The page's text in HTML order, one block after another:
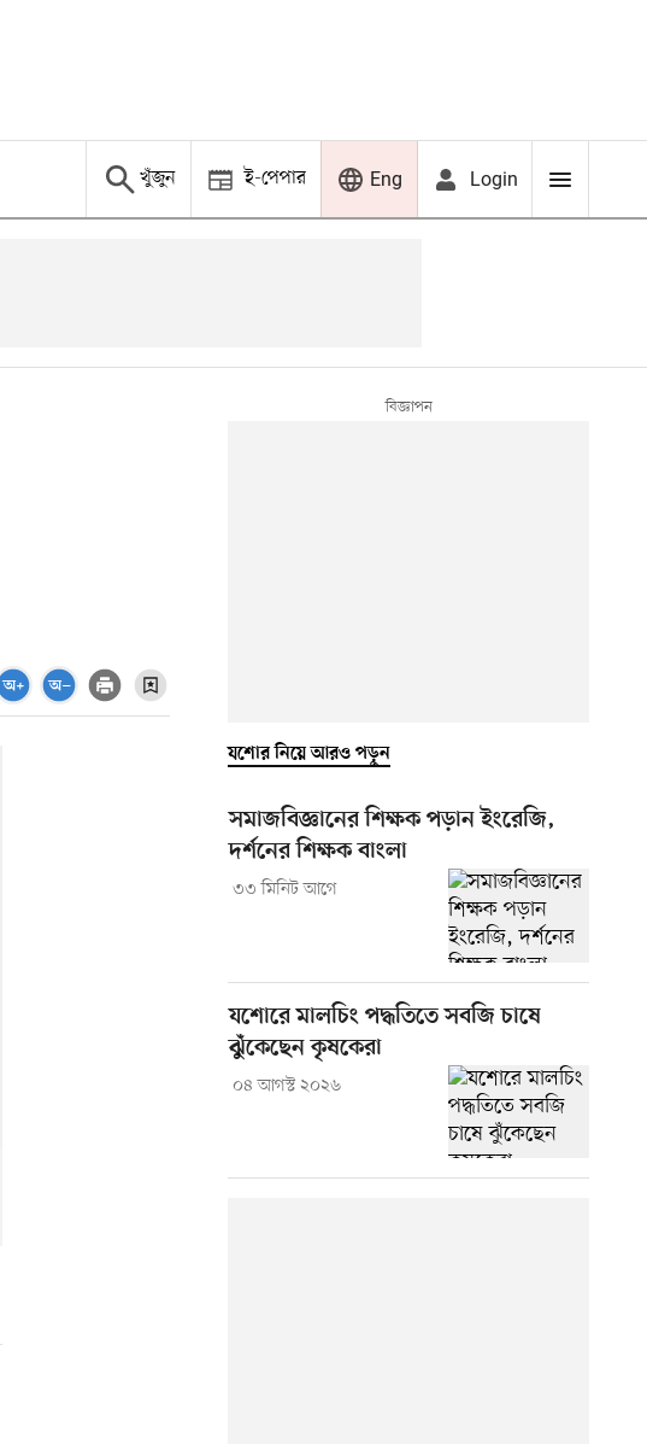
খুঁজুন ই-পেপার Eng Login
যশোর নিয়ে আরও পড়ুন
সমাজবিজ্ঞানের শিক্ষক পড়ান ইংরেজি,
দর্শনের শিক্ষক বাংলা
৩৩ মিনিট আগে
যশোরে মালচিং পদ্ধতিতে সবজি চাষে
ঝুঁকেছেন কৃষকেরা
০৪ আগস্ট ২০২৬